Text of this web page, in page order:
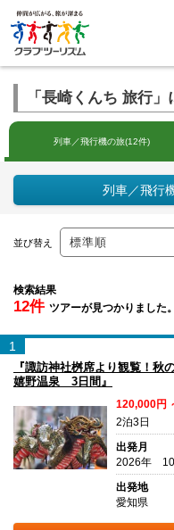
「長崎くんち 旅行
列車／飛行機の旅(12件)
列車／飛行
並び替え
検索結果
12件 ツアーが見つかりました。
1
『諏訪神社桝席より観覧！秋
嬉野温泉 3日間』
120,000円
2泊3日
出発月
2026年 10
出発地
愛知県